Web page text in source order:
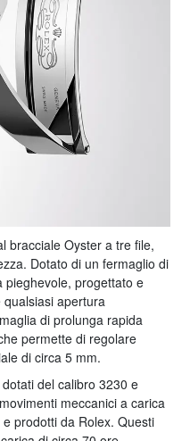
bracciale Oyster a tre file,
Dotato di un fermaglio di
pieghevole, progettato e
apertura
di prolunga rapida
permette di regolare
di circa 5 mm.
dotati del calibro 3230 e
meccanici a carica
prodotti da Rolex. Questi